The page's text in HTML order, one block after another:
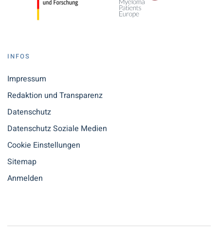
INFOS
Impressum
Redaktion und Transparenz
Datenschutz
Datenschutz Soziale Medien
Cookie Einstellungen
Sitemap
Anmelden